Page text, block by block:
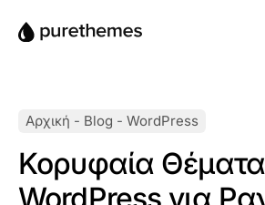
Blog
Αρχική - Blog - WordPress
Κορυφαία Θέματα